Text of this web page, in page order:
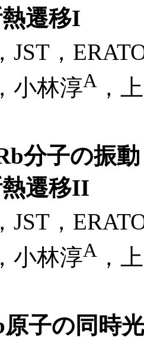
遷移I
，JST，
，小林淳A ，
分子の振
遷移II
，JST，
，小林淳A ，
子の同時